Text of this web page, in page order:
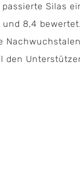
Silas
8,4 bewertet.